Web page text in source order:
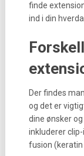
finde
ind i din
Der findes
og det er
dine ønsker
inkluderer
fusion (keratin